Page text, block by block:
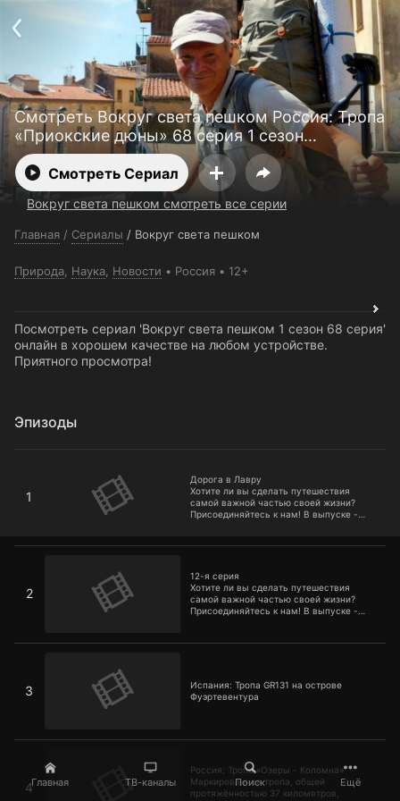
Главная ТВ-каналы Поиск Ещё
Смотреть Вокруг света пешком Россия: Тропа
«Приокские дюны» 68 серия 1 сезон
бесплатно
Смотреть Сериал
Вокруг света пешком смотреть все серии
Главная / Сериалы / Вокруг света пешком
Природа Наука Новости Россия 12+
Посмотреть сериал 'Вокруг света пешком 1 сезон 68 серия'
онлайн в хорошем качестве на любом устройстве.
Приятного просмотра!
Эпизоды
1
Дорога в Лавру
Хотите ли вы сделать путешествия
самой важной частью своей жизни?
Присоединяйтесь к нам! В выпуске -
2
12-я серия
Хотите ли вы сделать путешествия
самой важной частью своей жизни?
Присоединяйтесь к нам! В выпуске -
3
Испания: Тропа GR131 на острове
Фуэртевентура
4
Россия: Тропа «Озеры - Коломна»
Маркированная тропа, общей
протяжённостью 37 километров,
Пользовательское соглашение
Политика конфиденциальности
Для партнёров
Открыть приложение
Ввести промокод
Установить на ТВ
Бесплатные каналы Контакты